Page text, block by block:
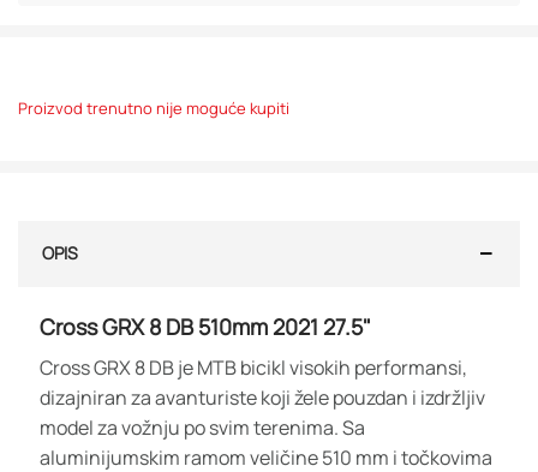
Proizvod trenutno nije moguće kupiti
OPIS
Cross GRX 8 DB 510mm 2021 27.5"
Cross GRX 8 DB je MTB bicikl visokih performansi,
dizajniran za avanturiste koji žele pouzdan i izdržljiv
model za vožnju po svim terenima. Sa
aluminijumskim ramom veličine 510 mm i točkovima